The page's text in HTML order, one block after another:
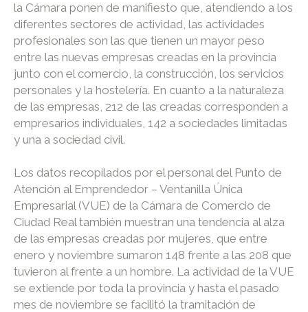
la Cámara ponen de manifiesto que, atendiendo a los
diferentes sectores de actividad, las actividades
profesionales son las que tienen un mayor peso
entre las nuevas empresas creadas en la provincia
junto con el comercio, la construcción, los servicios
personales y la hostelería. En cuanto a la naturaleza
de las empresas, 212 de las creadas corresponden a
empresarios individuales, 142 a sociedades limitadas
y una a sociedad civil.
Los datos recopilados por el personal del Punto de
Atención al Emprendedor – Ventanilla Única
Empresarial (VUE) de la Cámara de Comercio de
Ciudad Real también muestran una tendencia al alza
de las empresas creadas por mujeres, que entre
enero y noviembre sumaron 148 frente a las 208 que
tuvieron al frente a un hombre. La actividad de la VUE
se extiende por toda la provincia y hasta el pasado
mes de noviembre se facilitó la tramitación de